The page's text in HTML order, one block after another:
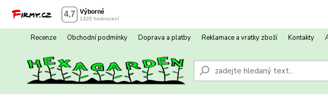
Recenze Obchodní podmínky Doprava a platby Reklamace a vratky zboží Kontakty